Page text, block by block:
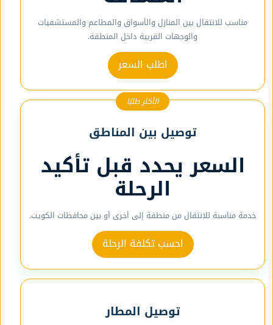
مناسب للانتقال بين المنازل والأسواق والمطاعم والمستشفيات
والوجهات القريبة داخل المنطقة.
اطلب السعر
الأكثر طلبًا
توصيل بين المناطق
السعر يحدد قبل تأكيد
الرحلة
خدمة مناسبة للانتقال من منطقة إلى أخرى أو بين محافظات الكويت.
احسب تكلفة الرحلة
توصيل المطار